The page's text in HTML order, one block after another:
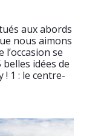
aux abords
nous aimons
se
idées de
1 : le centre-